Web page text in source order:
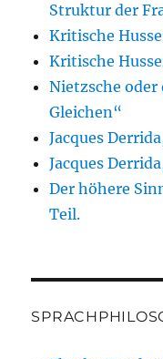
Struktur der
Kritische
Kritische
Nietzsche oder
Gleichen“
Jacques
Jacques
Der höhere
Teil.